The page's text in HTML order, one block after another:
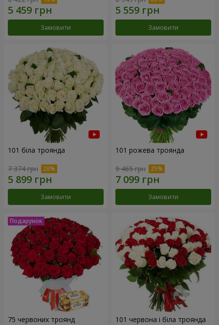
Замовити Замовити
101 біла троянда
7 374 грн
Замовити
101 рожева троянда
9 465 грн
Замовити
75 червоних троянд 101 червона і біла троянда